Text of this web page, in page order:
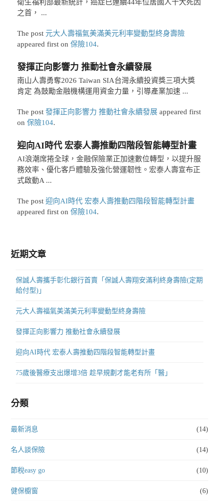
衛生福利部最新統計，癌症已連續44年位居國人十大死因
之首， ...
The post 元大人壽福氣美滿美元利率變動型終身壽險
appeared first on 保險104.
發揮正向影響力 推動社會永續發展
南山人壽勇奪2026 Taiwan SIA台灣永續投資獎三項大獎
肯定 為鼓勵金融機構運用資金力量，引導產業加速 ...
The post 發揮正向影響力 推動社會永續發展appeared first
on 保險104.
迎向AI時代 宏泰人壽推動四階段智能轉型計畫
AI浪潮席捲全球，金融保險業正加速數位轉型，以提升服
務效率、優化客戶體驗及強化營運韌性。宏泰人壽宣布正
式啟動A ...
The post 迎向AI時代 宏泰人壽推動四階段智能轉型計畫
appeared first on 保險104.
近期文章
保誠人壽攜手彰化銀行首賣「保誠人壽翔安滿利終身壽險(定期
給付型)」
元大人壽福氣美滿美元利率變動型終身壽險
發揮正向影響力 推動社會永續發展
迎向AI時代 宏泰人壽推動四階段智能轉型計畫
75歲後醫療支出爆增3倍 趁早規劃才能老有所「醫」
分類
最新消息 (14)
名人談保險 (14)
節稅easy go (10)
健保櫥窗 (6)